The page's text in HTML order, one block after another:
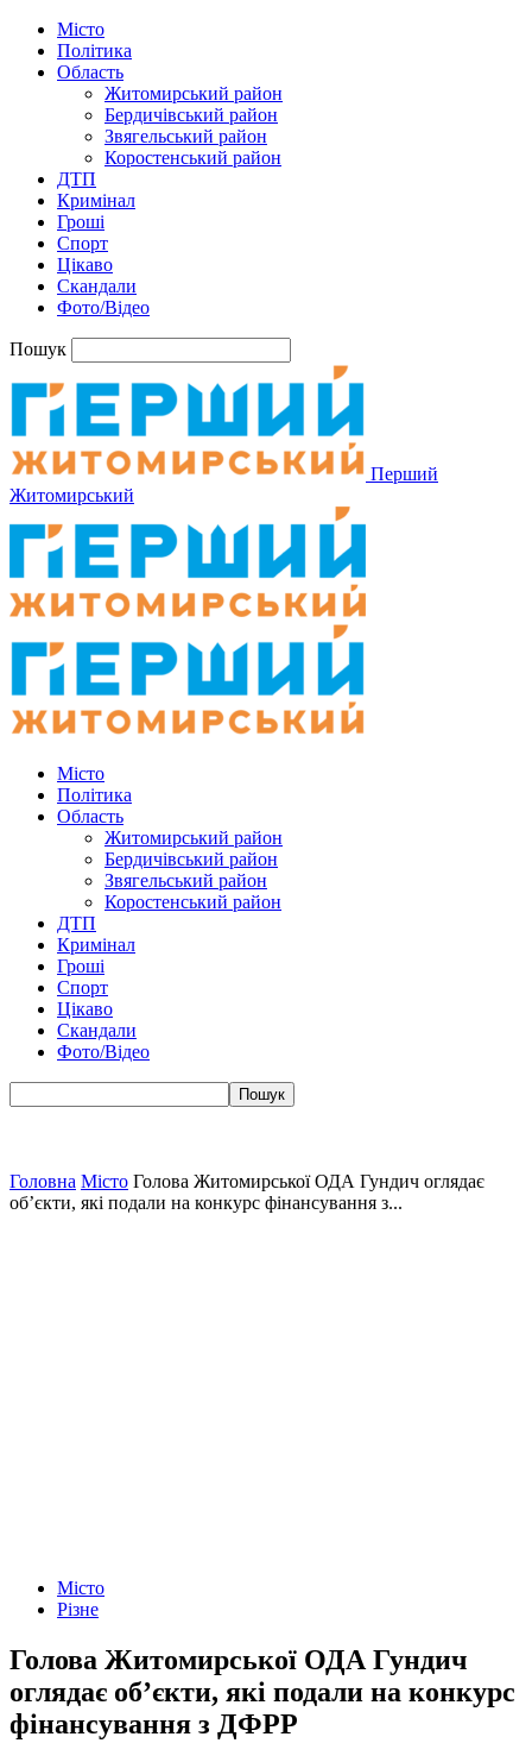
Місто
Політика
Область
Житомирський район
Бердичівський район
Звягельський район
Коростенський район
ДТП
Кримінал
Гроші
Спорт
Цікаво
Скандали
Фото/Відео
Пошук
Перший
Житомирський
Місто
Політика
Область
Житомирський район
Бердичівський район
Звягельський район
Коростенський район
ДТП
Кримінал
Гроші
Спорт
Цікаво
Скандали
Фото/Відео
Головна Місто Голова Житомирської ОДА Гундич оглядає
об’єкти, які подали на конкурс фінансування з...
Місто
Різне
Голова Житомирської ОДА Гундич
оглядає об’єкти, які подали на конкурс
фінансування з ДФРР